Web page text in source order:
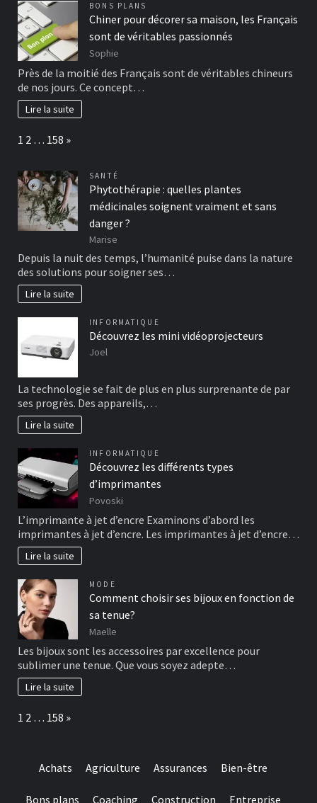
BONS PLANS
Chiner pour décorer sa maison, les Français
sont de véritables passionnés
Sophie
Près de la moitié des Français sont de véritables chineurs
de nos jours. Ce concept…
Lire la suite
Page:
1 2 … 158 Next
»
SANTÉ
Phytothérapie : quelles plantes
médicinales soignent vraiment et sans
danger ?
Marise
Depuis la nuit des temps, l’humanité puise dans la nature
des solutions pour soigner ses…
Lire la suite
INFORMATIQUE
Découvrez les mini vidéoprojecteurs
Joel
La technologie se fait de plus en plus surprenante de par
ses progrès. Des appareils,…
Lire la suite
INFORMATIQUE
Découvrez les différents types
d’imprimantes
Povoski
L’imprimante à jet d’encre Examinons d’abord les
imprimantes à jet d’encre. Les imprimantes à jet d’encre…
Lire la suite
MODE
Comment choisir ses bijoux en fonction de
sa tenue?
Maelle
Les bijoux sont les accessoires par excellence pour
sublimer une tenue. Que vous soyez adepte…
Lire la suite
Page:
1 2 … 158 Next
»
Achats Agriculture Assurances Bien-être
Bons plans Coaching Construction Entreprise